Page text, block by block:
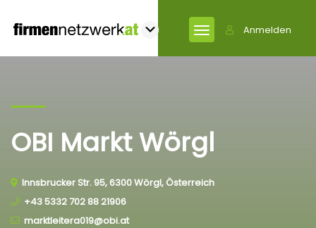
Anmelden
OBI Markt Wörgl
Innsbrucker Str. 95, 6300 Wörgl, Österreich
+43 5332 702 88 21906
marktleitera019@obi.at